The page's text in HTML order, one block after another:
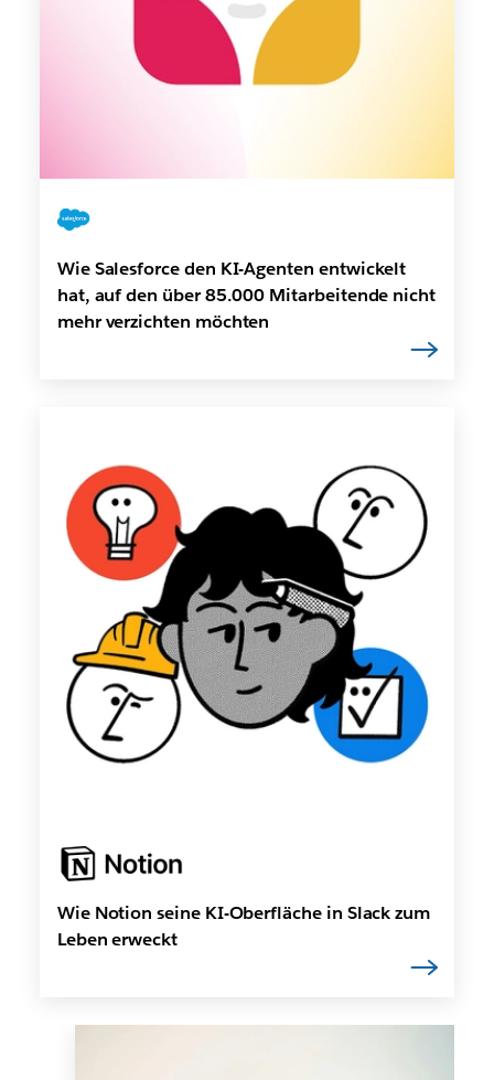
Wie Salesforce den KI-Agenten entwickelt
hat, auf den über 85.000 Mitarbeitende nicht
mehr verzichten möchten
Wie Notion seine KI-Oberfläche in Slack zum
Leben erweckt